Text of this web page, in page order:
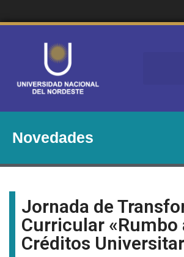
Novedades
Jornada de
Curricular «Rumbo
Créditos